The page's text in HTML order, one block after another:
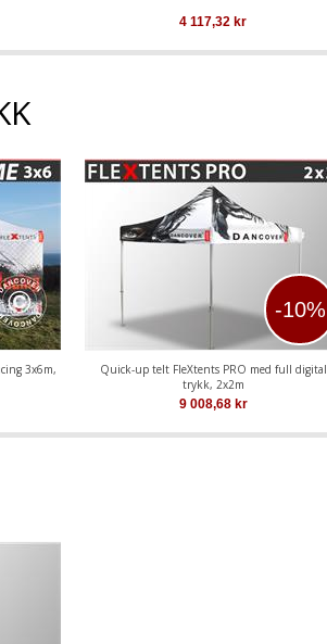
4 117,32 kr
3x6m,
-10%
Quick-up telt FleXtents PRO med full digital
trykk, 2x2m
9 008,68kr